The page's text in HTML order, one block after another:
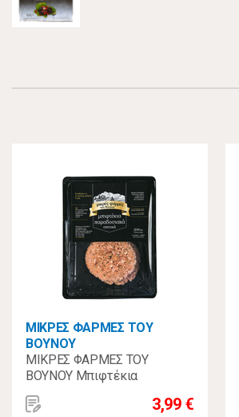
ΜΙΚΡΕΣ ΦΑΡΜΕΣ ΤΟΥ
ΒΟΥΝΟΥ
ΜΙΚΡΕΣ ΦΑΡΜΕΣ ΤΟΥ
ΒΟΥΝΟΥ Μπιφτέκια
Παραδοσιακά Σπιτικά ΚΤΨ
500gr
3,99 €